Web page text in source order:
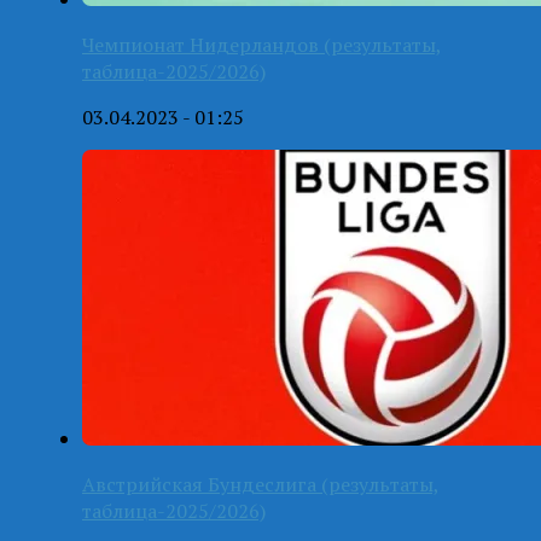
Чемпионат Нидерландов (результаты,
таблица-2025/2026)
03.04.2023 - 01:25
Австрийская Бундеслига (результаты,
таблица-2025/2026)